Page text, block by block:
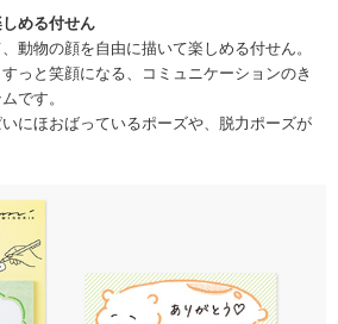
める付せん
動物の顔を自由に描いて楽しめる付せん。
っと笑顔になる、コミュニケーションのき
です。
いにほおばっているポーズや、脱力ポーズが